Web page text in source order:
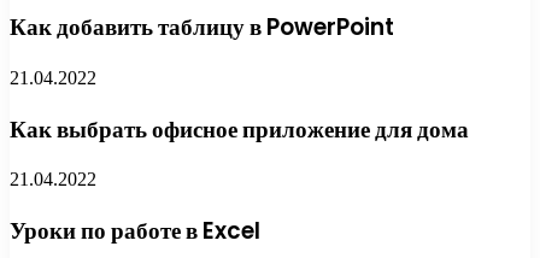
Как добавить таблицу в PowerPoint
21.04.2022
Как выбрать офисное приложение для дома
21.04.2022
Уроки по работе в Excel